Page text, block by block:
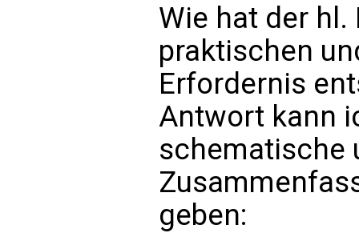
Wie hat der hl.
praktischen
Erfordernis
Antwort kann
schematische
geben: